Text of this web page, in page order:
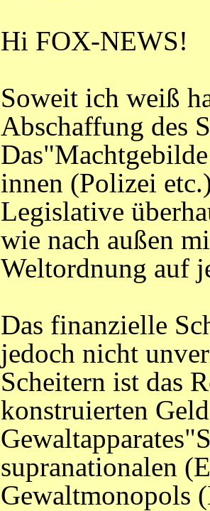
Hi FOX-NEWS!
Soweit ich weiß
Abschaffung des
innen (Polizei
Legislative
wie nach außen
Weltordnung auf
Das finanzielle
jedoch nicht
Scheitern ist das
konstruierten
supranationalen
Gewaltmonopols